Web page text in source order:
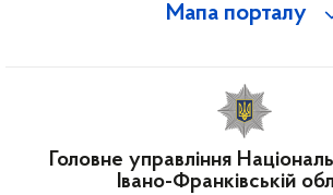
Мапа порталу
Головне управління
Івано-Франківській